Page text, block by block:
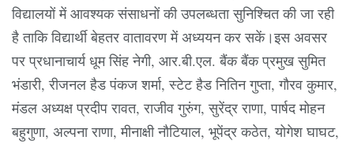
विद्यालयों में आवश्यक संसाधनों की उपलब्धता सुनिश्चित की जा रही
है ताकि विद्यार्थी बेहतर वातावरण में अध्ययन कर सकें।इस अवसर
पर प्रधानाचार्य धूम सिंह नेगी, आर.बी.एल. बैंक बैंक प्रमुख सुमित
भंडारी, रीजनल हैड पंकज शर्मा, स्टेट हैड नितिन गुप्ता, गौरव कुमार,
मंडल अध्यक्ष प्रदीप रावत, राजीव गुरुंग, सुरेंद्र राणा, पार्षद मोहन
बहुगुणा, अल्पना राणा, मीनाक्षी नौटियाल, भूपेंद्र कठेत, योगेश घाघट,